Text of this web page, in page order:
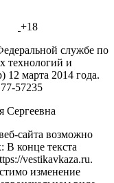
+18
службе по
технологий и
12 марта 2014 года.
57235
Сергеевна
сайта возможно
В конце текста
vestikavkaza.ru.
изменение